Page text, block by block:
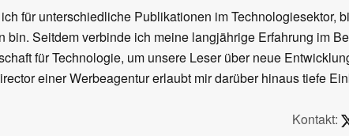
für unterschiedliche Publikationen im Technologiesektor,
bin. Seitdem verbinde ich meine langjährige Erfahrung im
für Technologie, um unsere Leser über neue
einer Werbeagentur erlaubt mir darüber hinaus tiefe
Kontakt: